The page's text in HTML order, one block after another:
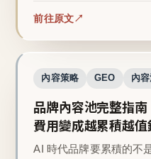
前往原文
內容策略 GEO 內
品牌內容池完整指
費用變成越累積越
AI 時代品牌要累積的不